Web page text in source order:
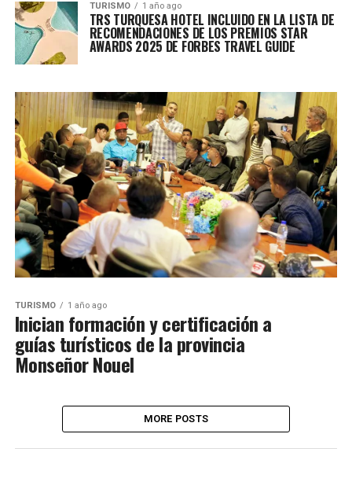
TURISMO 1 año ago
TRS TURQUESA HOTEL INCLUIDO EN LA LISTA DE
RECOMENDACIONES DE LOS PREMIOS STAR
AWARDS 2025 DE FORBES TRAVEL GUIDE
TURISMO 1 año ago
Inician formación y certificación a
guías turísticos de la provincia
Monseñor Nouel
MORE POSTS